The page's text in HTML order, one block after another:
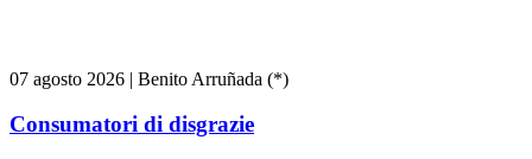
07 agosto 2026 | Benito Arruñada (*)
Consumatori di disgrazie